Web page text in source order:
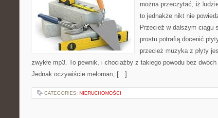
można przeczytać, iż
to jednakże nikt nie
Przecież w dalszym ciągu
prostu potrafią docenić
przecież muzyka z płyty
zwykłe mp3. To pewnik, i chociażby z takiego powodu bez
Jednak oczywiście meloman, […]
CATEGORIES: NIERUCHOMOŚCI